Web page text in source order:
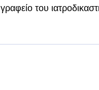
του